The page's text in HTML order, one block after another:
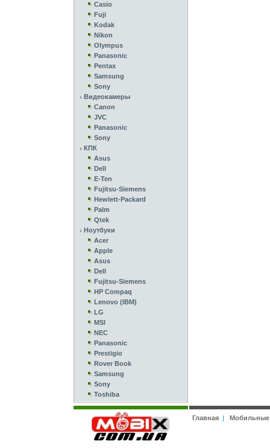
Casio
Fuji
Kodak
Nikon
Olympus
Panasonic
Pentax
Samsung
Sony
Видеокамеры
Canon
JVC
Panasonic
Sony
КПК
Asus
Dell
E-Ten
Fujitsu-Siemens
Hewlett-Packard
Palm
Qtek
Ноутбуки
Acer
Apple
Asus
Dell
Fujitsu-Siemens
HP Compaq
Lenovo (IBM)
LG
MSI
NEC
Panasonic
Prestigio
Rover Book
Samsung
Sony
Toshiba
Главная|